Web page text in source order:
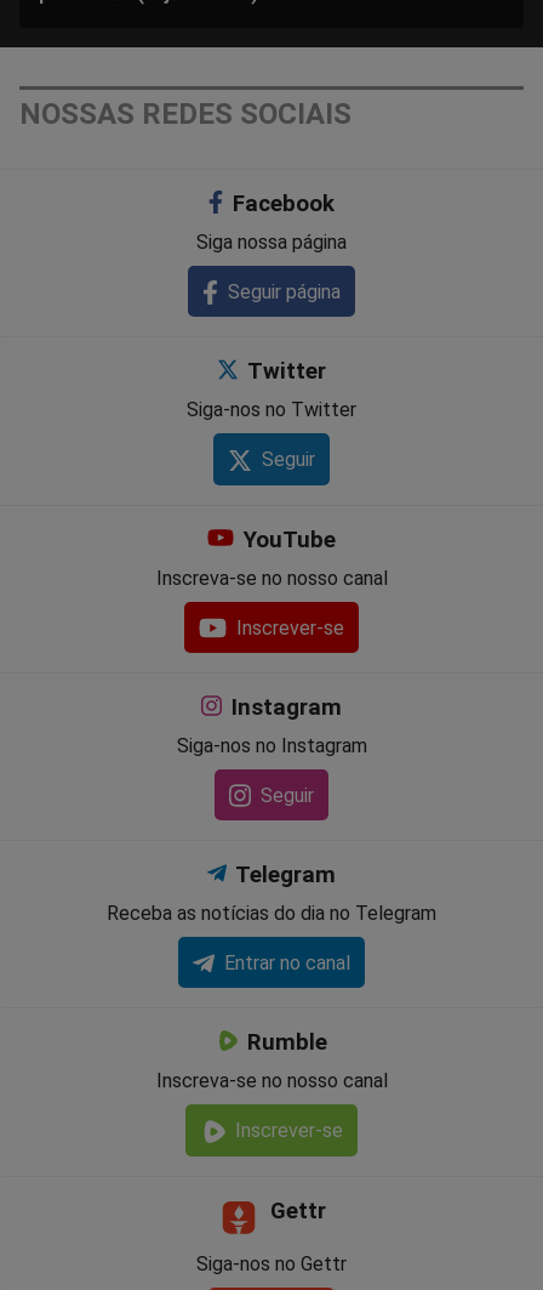
NOSSAS REDES SOCIAIS
Facebook
Siga nossa página
Seguir página
Twitter
Siga-nos no Twitter
Seguir
YouTube
Inscreva-se no nosso canal
Inscrever-se
Instagram
Siga-nos no Instagram
Seguir
Telegram
Receba as notícias do dia no Telegram
Entrar no canal
Rumble
Inscreva-se no nosso canal
Inscrever-se
Gettr
Siga-nos no Gettr